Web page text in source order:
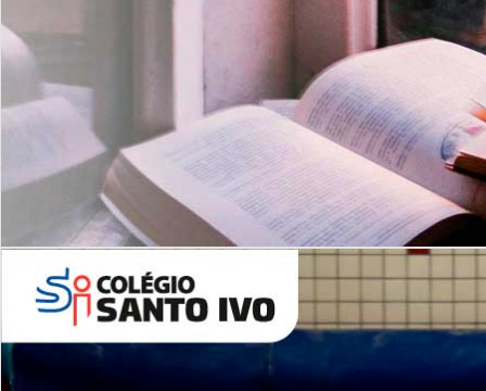
Leituras Literárias
6º AO 9º ANO FUNDAMENTAL
Inglês: Turmas Reduzidas
(Proficiência)
ALUNOS NOVOS
Entre em Contato